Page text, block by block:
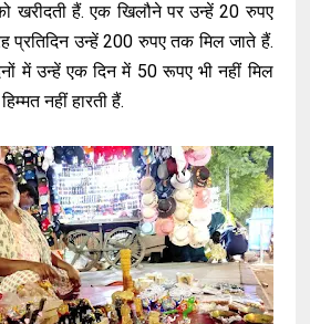
खरीदती हैं. एक खिलौने पर उन्हें 20 रुपए
प्रतिदिन उन्हें 200 रुपए तक मिल जाते हैं.
में उन्हें एक दिन में 50 रूपए भी नहीं मिल
नहीं हारती हैं.